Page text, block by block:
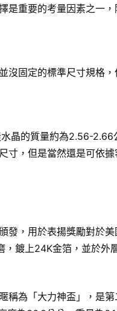
是重要的考量因素之一
沒固定的標準尺寸規格
晶的質量約為2.56-
寸，但是當然還是可依
發，用於表揚獎勵對於
鍍上24K金箔，並於外
稱為「大力神盃」，是